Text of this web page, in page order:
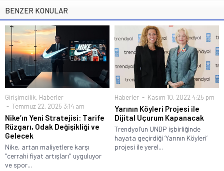
BENZER KONULAR
Girişimcilik, Haberler
Temmuz 22, 2025 3:14 am
Nike’ın Yeni Stratejisi: Tarife
Rüzgarı, Odak Değişikliği ve
Gelecek
Nike, artan maliyetlere karşı
"cerrahi fiyat artışları" uyguluyor
ve spor...
Haberler Kasım 10, 2022 4:25 pm
Yarının Köyleri Projesi ile
Dijital Uçurum Kapanacak
Trendyol’un UNDP işbirliğinde
hayata geçirdiği ‘Yarının Köyleri’
projesi ile yerel...